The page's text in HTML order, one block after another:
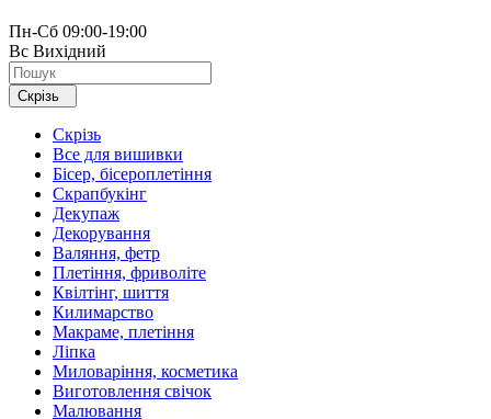
Пн-Сб 09:00-19:00
Вс Вихідний
Скрізь
Скрізь
Все для вишивки
Бісер, бісероплетіння
Скрапбукінг
Декупаж
Декорування
Валяння, фетр
Плетіння, фриволіте
Квілтінг, шиття
Килимарство
Макраме, плетіння
Ліпка
Миловаріння, косметика
Виготовлення свічок
Малювання